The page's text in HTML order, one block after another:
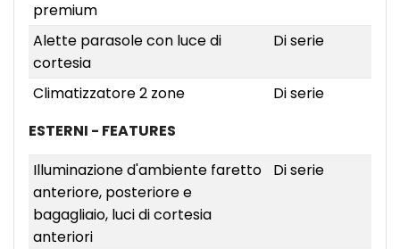
premium
Alette parasole con luce di
cortesia
Di serie
Climatizzatore 2 zone
Di serie
ESTERNI - FEATURES
Illuminazione d'ambiente faretto
anteriore, posteriore e
bagagliaio, luci di cortesia
anteriori
Di serie